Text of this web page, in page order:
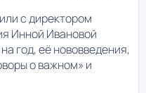
с директором
Инной Ивановой
год, её нововведения,
о важном» и